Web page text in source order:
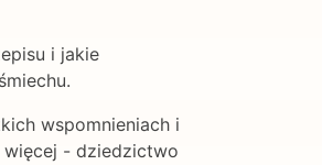
i jakie
wspomnieniach i
więcej - dziedzictwo